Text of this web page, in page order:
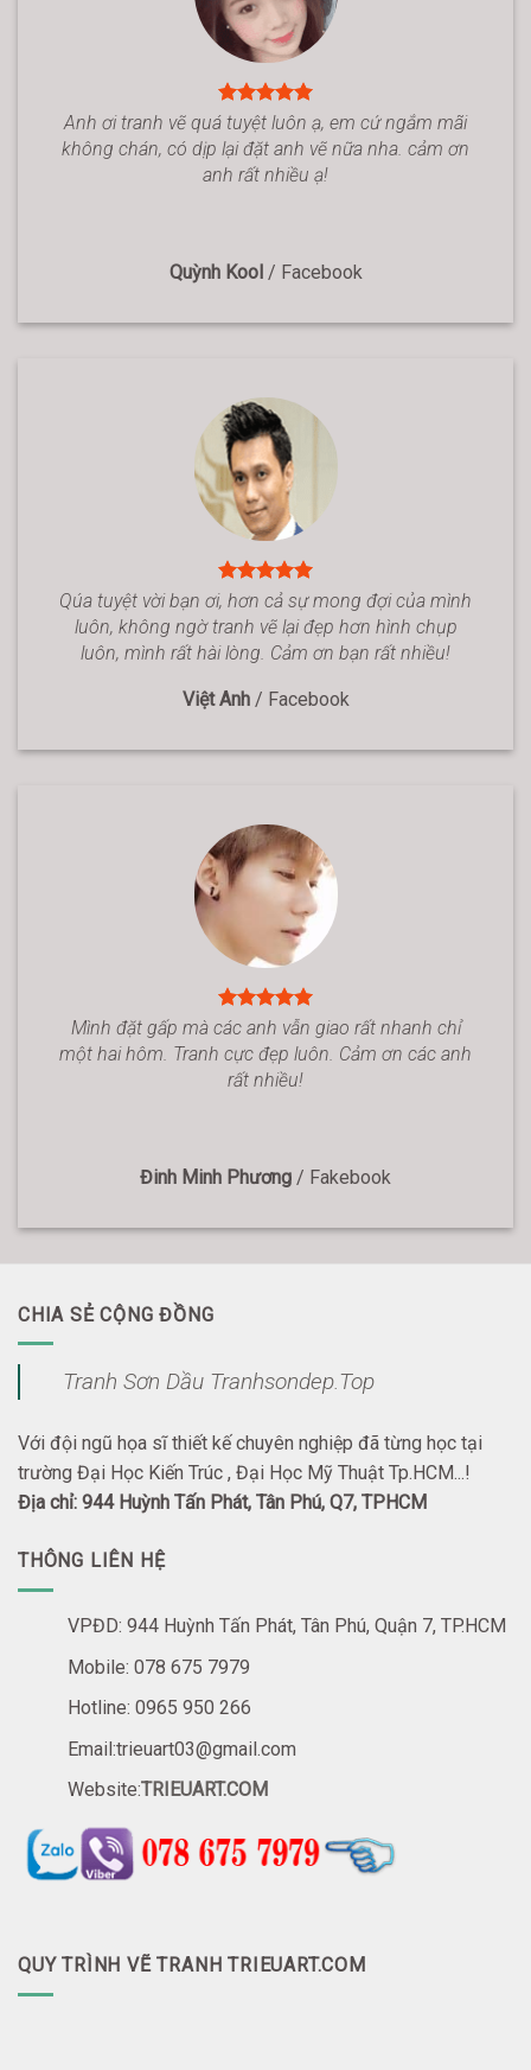
Anh ơi tranh vẽ quá tuyệt luôn ạ, em cứ ngắm mãi
không chán, có dịp lại đặt anh vẽ nữa nha. cảm ơn
anh rất nhiều ạ!
Quỳnh Kool / Facebook
Qúa tuyệt vời bạn ơi, hơn cả sự mong đợi của mình
luôn, không ngờ tranh vẽ lại đẹp hơn hình chụp
luôn, mình rất hài lòng. Cảm ơn bạn rất nhiều!
Việt Anh / Facebook
Mình đặt gấp mà các anh vẫn giao rất nhanh chỉ
một hai hôm. Tranh cực đẹp luôn. Cảm ơn các anh
rất nhiều!
Đinh Minh Phương / Fakebook
CHIA SẺ CỘNG ĐỒNG
Tranh Sơn Dầu Tranhsondep.Top
Với đội ngũ họa sĩ thiết kế chuyên nghiệp đã từng học tại
trường Đại Học Kiến Trúc , Đại Học Mỹ Thuật Tp.HCM...!
Địa chỉ: 944 Huỳnh Tấn Phát, Tân Phú, Q7, TPHCM
THÔNG LIÊN HỆ
VPĐD: 944 Huỳnh Tấn Phát, Tân Phú, Quận 7, TP.HCM
Mobile: 078 675 7979
Hotline: 0965 950 266
Email:trieuart03@gmail.com
Website:TRIEUART.COM
QUY TRÌNH VẼ TRANH TRIEUART.COM